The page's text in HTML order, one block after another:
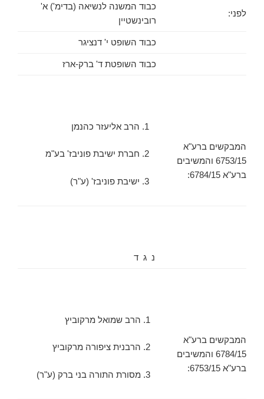
לפני:
כבוד המשנה לנשיאה (בדימ') א'
רובינשטיין
כבוד השופט י' דנציגר
כבוד השופטת ד' ברק-ארז
המבקשים ברע"א
6753/15 והמשיבים
ברע"א 6784/15:
1. הרב אליעזר כהנמן
2. חברת ישיבת פוניבז' בע"מ
3. ישיבת פוניבז' (ע"ר)
נ ג ד
המבקשים ברע"א
6784/15 והמשיבים
ברע"א 6753/15:
1. הרב שמואל מרקוביץ
2. הרבנית ציפורה מרקוביץ
3. מסורת התורה בני ברק (ע"ר)